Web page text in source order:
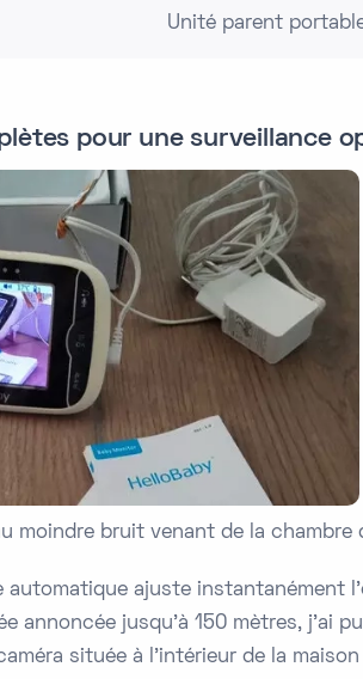
Unité parent
pour une surveillance
moindre bruit venant de la chambre
automatique ajuste instantanément
annoncée jusqu'à 150 mètres, j'ai
située à l'intérieur de la